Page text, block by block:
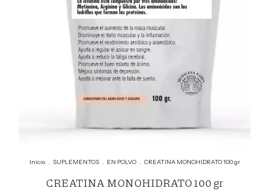
Inicio . SUPLEMENTOS . EN POLVO . CREATINA MONOHIDRATO 100 gr
CREATINA MONOHIDRATO 100 gr